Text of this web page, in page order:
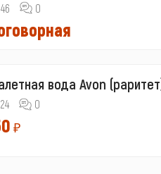
46 0
вода Avon
24 0
₽